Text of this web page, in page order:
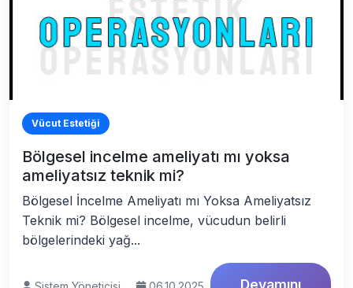
Vücut Estetiği
Bölgesel incelme ameliyatı mı yoksa
ameliyatsız teknik mi?
Bölgesel İncelme Ameliyatı mı Yoksa Ameliyatsız
Teknik mi? Bölgesel incelme, vücudun belirli
bölgelerindeki yağ...
Devamını